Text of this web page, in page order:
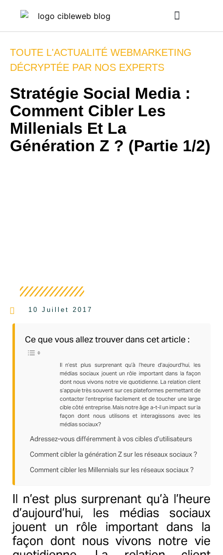
TOUTE L'ACTUALITÉ WEBMARKETING
DÉCRYPTÉE PAR NOS EXPERTS
Stratégie Social Media :
Comment Cibler Les
Millenials Et La
Génération Z ? (Partie 1/2)
10 Juillet 2017
Ce que vous allez trouver dans cet article :
Il n’est plus surprenant qu’à l’heure d’aujourd’hui, les
médias sociaux jouent un rôle important dans la façon
dont nous vivons notre vie quotidienne. La relation client
s’appuie très souvent sur ces plateformes permettant de
contacter l’entreprise facilement et de toucher une large
cible côté entreprise. Mais notre âge a-t-il un impact sur la
façon dont nous utilisons et interagissons avec les
médias sociaux?
Adressez-vous différemment à vos cibles d’utilisateurs
Comment cibler la génération Z sur les réseaux sociaux ?
Comment cibler les Millennials sur les réseaux sociaux ?
Il n’est plus surprenant qu’à l’heure
d’aujourd’hui, les médias sociaux
jouent un rôle important dans la
façon dont nous vivons notre vie